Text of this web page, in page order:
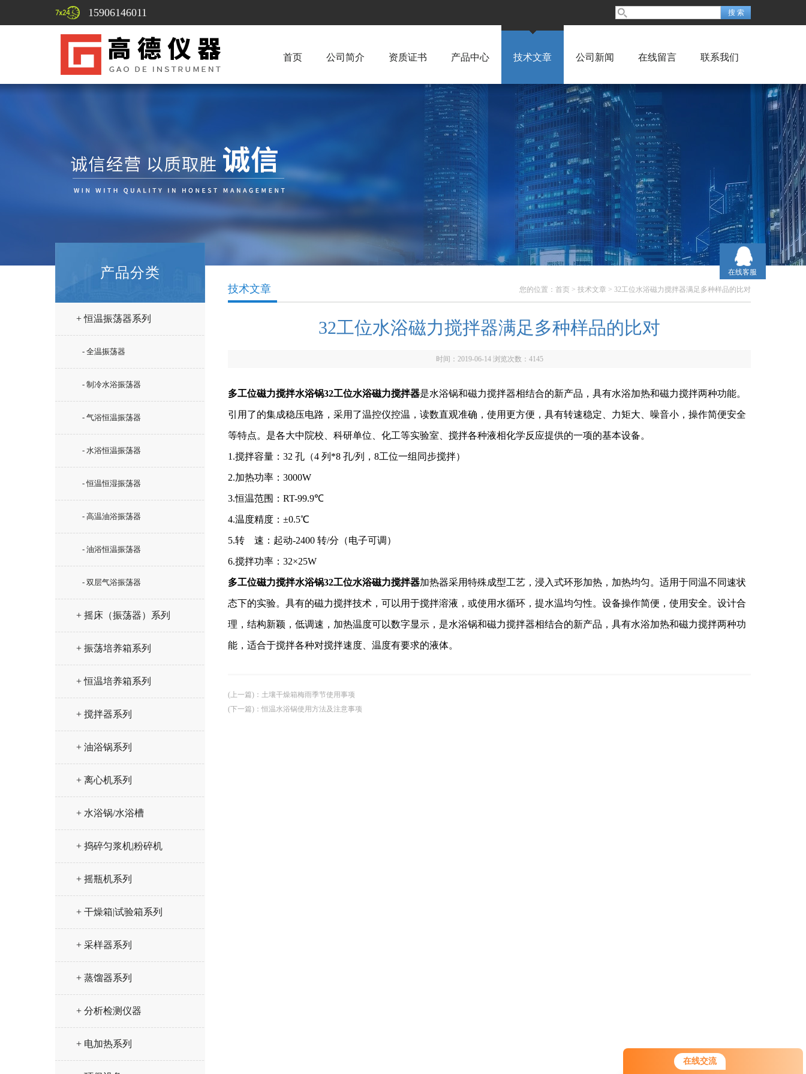
在线交流
您好！欢迎前来咨询，很高兴为您
服务，请问您要咨询什么问题呢？
15906146011
首页 公司简介 资质证书 产品中心 技术文章 公司新闻 在线留言 联系我们
产品分类
+ 恒温振荡器系列
- 全温振荡器
- 制冷水浴振荡器
- 气浴恒温振荡器
- 水浴恒温振荡器
- 恒温恒湿振荡器
- 高温油浴振荡器
- 油浴恒温振荡器
- 双层气浴振荡器
+ 摇床（振荡器）系列
+ 振荡培养箱系列
+ 恒温培养箱系列
+ 搅拌器系列
+ 油浴锅系列
+ 离心机系列
+ 水浴锅/水浴槽
+ 捣碎匀浆机|粉碎机
+ 摇瓶机系列
+ 干燥箱|试验箱系列
+ 采样器系列
+ 蒸馏器系列
+ 分析检测仪器
+ 电加热系列
您的位置： 首页 > 技术文章 > 32工位水浴磁力搅拌器满足多种样品的比对
技术文章
32工位水浴磁力搅拌器满足多种样品的比对
时间：2019-06-14 浏览次数： 4145
多工位磁力搅拌水浴锅32工位水浴磁力搅拌器是水浴锅和磁力搅拌器相结合的新产品，具有水浴加热和磁力搅拌两种功能。
引用了的集成稳压电路，采用了温控仪控温，读数直观准确，使用更方便，具有转速稳定、力矩大、噪音小，操作简便安全
等特点。是各大中院校、科研单位、化工等实验室、搅拌各种液相化学反应提供的一项的基本设备。
1.搅拌容量：32 孔（4 列*8 孔/列，8工位一组同步搅拌）
2.加热功率：3000W
3.恒温范围：RT-99.9℃
4.温度精度：±0.5℃
5.转 速：起动-2400 转/分（电子可调）
6.搅拌功率：32×25W
多工位磁力搅拌水浴锅32工位水浴磁力搅拌器加热器采用特殊成型工艺，浸入式环形加热，加热均匀。适用于同温不同速状
态下的实验。具有的磁力搅拌技术，可以用于搅拌溶液，或使用水循环，提水温均匀性。设备操作简便，使用安全。设计合
理，结构新颖，低调速，加热温度可以数字显示，是水浴锅和磁力搅拌器相结合的新产品，具有水浴加热和磁力搅拌两种功
能，适合于搅拌各种对搅拌速度、温度有要求的液体。
(上一篇) ： 土壤干燥箱梅雨季节使用事项
(下一篇) ： 恒温水浴锅使用方法及注意事项
在线客服